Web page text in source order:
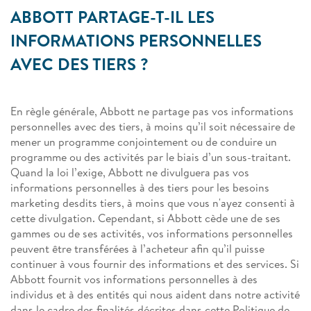
ABBOTT PARTAGE-T-IL LES
INFORMATIONS PERSONNELLES
AVEC DES TIERS ?
En règle générale, Abbott ne partage pas vos informations
personnelles avec des tiers, à moins qu’il soit nécessaire de
mener un programme conjointement ou de conduire un
programme ou des activités par le biais d’un sous-traitant.
Quand la loi l’exige, Abbott ne divulguera pas vos
informations personnelles à des tiers pour les besoins
marketing desdits tiers, à moins que vous n'ayez consenti à
cette divulgation. Cependant, si Abbott cède une de ses
gammes ou de ses activités, vos informations personnelles
peuvent être transférées à l’acheteur afin qu’il puisse
continuer à vous fournir des informations et des services. Si
Abbott fournit vos informations personnelles à des
individus et à des entités qui nous aident dans notre activité